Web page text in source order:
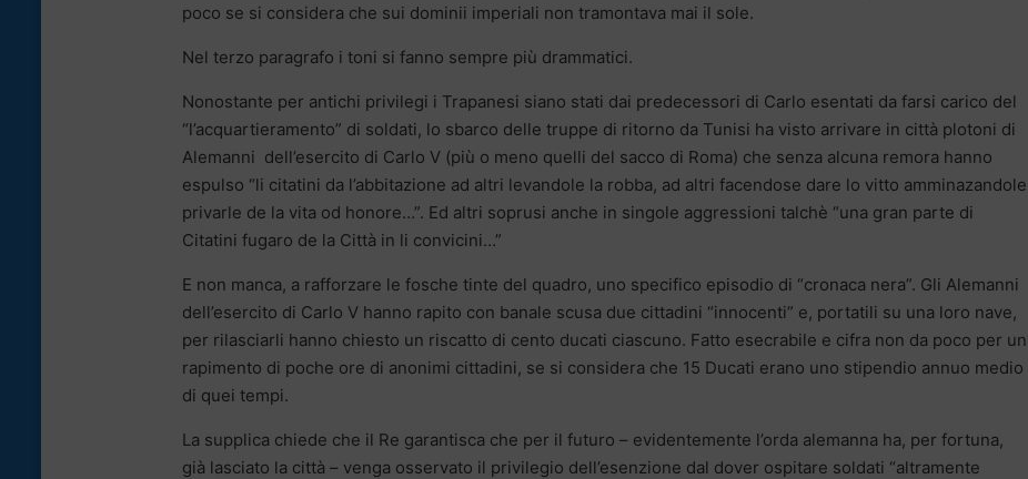
poco se si considera che sui dominii imperiali non tramontava mai il sole.
Nel terzo paragrafo i toni si fanno sempre più drammatici.
Nonostante per antichi privilegi i Trapanesi siano stati dai predecessori di Carlo esentati da farsi carico del
“l’acquartieramento” di soldati, lo sbarco delle truppe di ritorno da Tunisi ha visto arrivare in città plotoni di
Alemanni dell’esercito di Carlo V (più o meno quelli del sacco di Roma) che senza alcuna remora hanno
espulso “li citatini da l’abbitazione ad altri levandole la robba, ad altri facendose dare lo vitto amminazandole
privarle de la vita od honore…”. Ed altri soprusi anche in singole aggressioni talchè “una gran parte di
Citatini fugaro de la Città in li convicini…”
E non manca, a rafforzare le fosche tinte del quadro, uno specifico episodio di “cronaca nera”. Gli Alemanni
dell’esercito di Carlo V hanno rapito con banale scusa due cittadini “innocenti” e, portatili su una loro nave,
per rilasciarli hanno chiesto un riscatto di cento ducati ciascuno. Fatto esecrabile e cifra non da poco per un
rapimento di poche ore di anonimi cittadini, se si considera che 15 Ducati erano uno stipendio annuo medio
di quei tempi.
La supplica chiede che il Re garantisca che per il futuro – evidentemente l’orda alemanna ha, per fortuna,
già lasciato la città – venga osservato il privilegio dell’esenzione dal dover ospitare soldati “altramente